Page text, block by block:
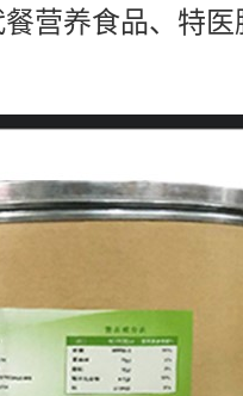
营养食品、特